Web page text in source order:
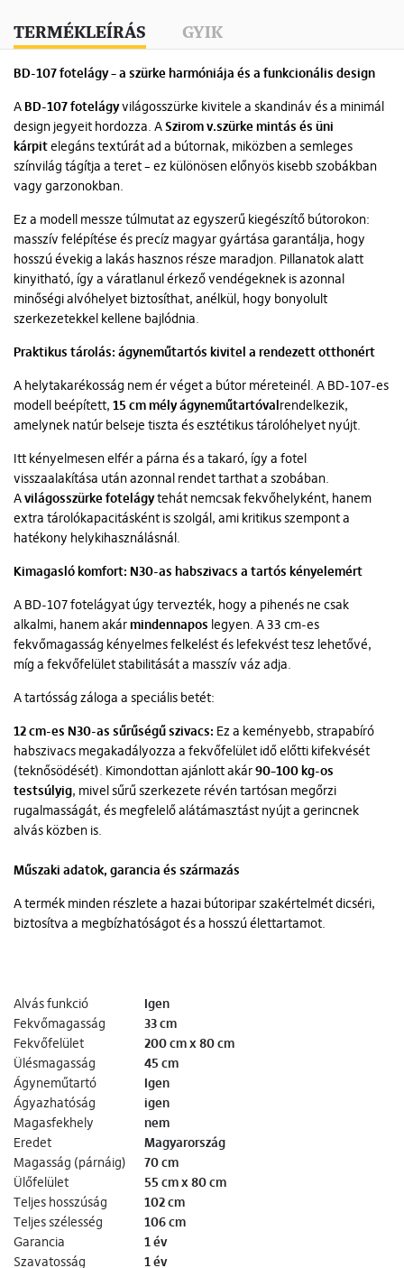
TERMÉKLEÍRÁS GYIK
BD-107 fotelágy – a szürke harmóniája és a funkcionális design
A BD-107 fotelágyvilágosszürke kivitele a skandináv és a minimál
design jegyeit hordozza. ASzirom v.szürke mintás és üni
kárpitelegáns textúrát ad a bútornak, miközben a semleges
színvilág tágítja a teret – ez különösen előnyös kisebb szobákban
vagy garzonokban.
Ez a modell messze túlmutat az egyszerű kiegészítő bútorokon:
masszív felépítése és precíz magyar gyártása garantálja, hogy
hosszú évekig a lakás hasznos része maradjon. Pillanatok alatt
kinyitható, így a váratlanul érkező vendégeknek is azonnal
minőségi alvóhelyet biztosíthat, anélkül, hogy bonyolult
szerkezetekkel kellene bajlódnia.
Praktikus tárolás: ágyneműtartós kivitel a rendezett otthonért
A helytakarékosság nem ér véget a bútor méreteinél. A BD-107-es
modell beépített, 15 cm mély ágyneműtartóvalrendelkezik,
amelynek natúr belseje tiszta és esztétikus tárolóhelyet nyújt.
Itt kényelmesen elfér a párna és a takaró, így a fotel
visszaalakítása után azonnal rendet tarthat a szobában.
Avilágosszürke fotelágytehát nemcsak fekvőhelyként, hanem
extra tárolókapacitásként is szolgál, ami kritikus szempont a
hatékony helykihasználásnál.
Kimagasló komfort: N30-as habszivacs a tartós kényelemért
A BD-107 fotelágyat úgy tervezték, hogy a pihenés ne csak
alkalmi, hanem akármindennapos legyen. A 33 cm-es
fekvőmagasság kényelmes felkelést és lefekvést tesz lehetővé,
míg a fekvőfelület stabilitását a masszív váz adja.
A tartósság záloga a speciális betét:
12 cm-es N30-as sűrűségű szivacs: Ez a keményebb, strapabíró
habszivacs megakadályozza a fekvőfelület idő előtti kifekvését
(teknősödését). Kimondottan ajánlott akár90–100 kg-os
testsúlyig, mivel sűrű szerkezete révén tartósan megőrzi
rugalmasságát, és megfelelő alátámasztást nyújt a gerincnek
alvás közben is.
Műszaki adatok, garancia és származás
A termék minden részlete a hazai bútoripar szakértelmét dicséri,
biztosítva a megbízhatóságot és a hosszú élettartamot.
Alvás funkció
Igen
Fekvőmagasság
33 cm
Fekvőfelület
200 cm x 80 cm
Ülésmagasság
45 cm
Ágyneműtartó
Igen
Ágyazhatóság
igen
Magasfekhely
nem
Eredet
Magyarország
Magasság (párnáig)
70 cm
Ülőfelület
55 cm x 80 cm
Teljes hosszúság
102 cm
Teljes szélesség
106 cm
Garancia
1 év
Szavatosság
1 év